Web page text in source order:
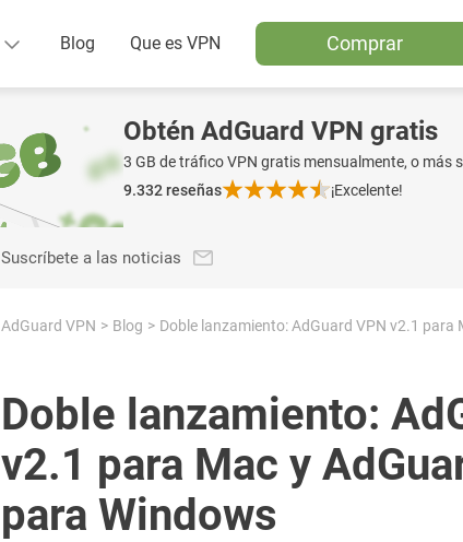
Blog Que es VPN Comprar
Obtén AdGuard VPN gratis
3 GB de tráfico VPN gratis mensualmente, o más
9.332reseñas ¡Excelente!
Suscríbete a las noticias
AdGuard VPN Blog
Doble lanzamiento:
v2.1 para Mac y
para Windows